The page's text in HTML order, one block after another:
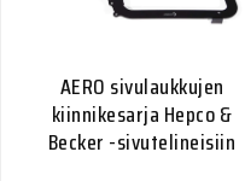
AERO sivulaukkujen
kiinnikesarja Hepco &
Becker -sivutelineisiin